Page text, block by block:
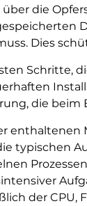
über die
Dies
Schritte,
die beim
enthaltenen
typischen
der CPU,